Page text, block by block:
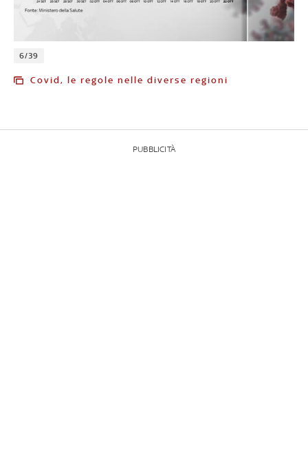
6/39
Covid, le regole nelle diverse regioni
PUBBLICITÀ